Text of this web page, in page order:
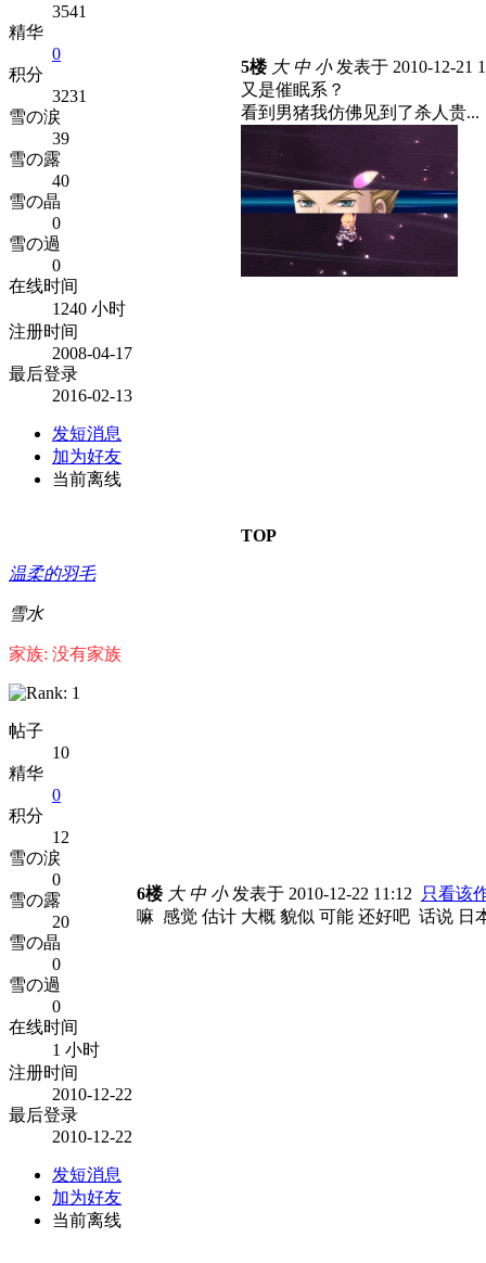
3541
精华
0
积分
3231
雪の涙
39
雪の露
40
雪の晶
0
雪の過
0
在线时间
1240 小时
注册时间
2008-04-17
最后登录
2016-02-13
发短消息
加为好友
当前离线
5楼 大 中 小发表于 2010-12-21
又是催眠系？
看到男猪我仿佛见到了杀人贵...
TOP
温柔的羽毛
雪水
家族: 没有家族
帖子
10
精华
0
积分
12
雪の涙
0
雪の露
20
雪の晶
0
雪の過
0
在线时间
1 小时
注册时间
2010-12-22
最后登录
2010-12-22
发短消息
加为好友
当前离线
6楼 大 中 小发表于 2010-12-22 11:12
只看该
嘛 感觉 估计 大概 貌似 可能 还好吧 话说 日